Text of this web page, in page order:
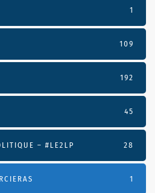
1
109
192
45
– #LE2LP 28
1